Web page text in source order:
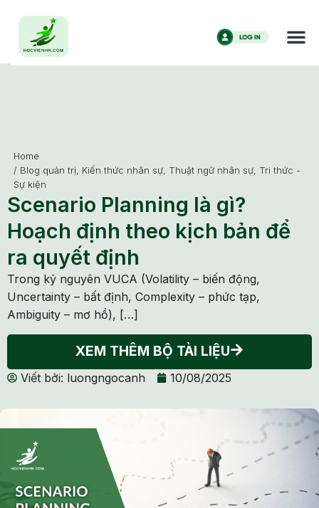
Home
/ Blog quản trị Kiến thức nhân sự Thuật ngữ nhân sự Tri thức -
Sự kiện
Scenario Planning là gì?
Hoạch định theo kịch bản để
ra quyết định
Trong kỷ nguyên VUCA (Volatility – biến động,
Uncertainty – bất định, Complexity – phức tạp,
Ambiguity – mơ hồ), […]
XEM THÊM BỘ TÀI LIỆU
Viết bởi:luongngocanh 10/08/2025